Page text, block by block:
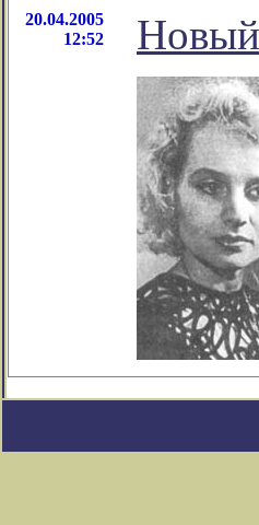
20.04.2005
12:52
Новый